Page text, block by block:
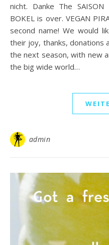
nicht. Danke The
BOKEL is over. VEGAN
second name! We would
their joy, thanks, donations
the next season, with new
the big wide world…
admin